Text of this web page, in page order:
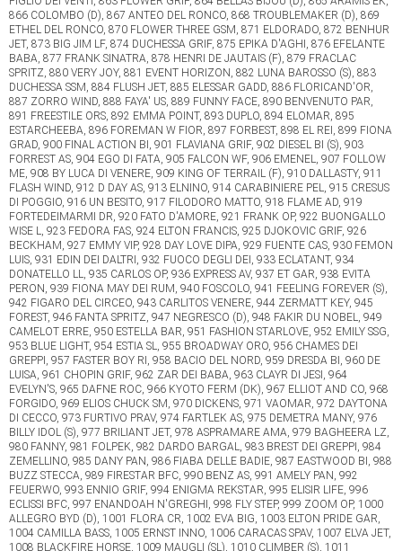
866 COLOMBO (D), 867 ANTEO DEL RONCO, 868 TROUBLEMAKER (D), 869
ETHEL DEL RONCO, 870 FLOWER THREE GSM, 871 ELDORADO, 872 BENHUR
JET, 873 BIG JIM LF, 874 DUCHESSA GRIF, 875 EPIKA D'AGHI, 876 EFELANTE
BABA, 877 FRANK SINATRA, 878 HENRI DE JAUTAIS (F), 879 FRACLAC
SPRITZ, 880 VERY JOY, 881 EVENT HORIZON, 882 LUNA BAROSSO (S), 883
DUCHESSA SSM, 884 FLUSH JET, 885 ELESSAR GADD, 886 FLORICAND'OR,
887 ZORRO WIND, 888 FAYA' US, 889 FUNNY FACE, 890 BENVENUTO PAR,
891 FREESTILE ORS, 892 EMMA POINT, 893 DUPLO, 894 ELOMAR, 895
ESTARCHEEBA, 896 FOREMAN W FIOR, 897 FORBEST, 898 EL REI, 899 FIONA
GRAD, 900 FINAL ACTION BI, 901 FLAVIANA GRIF, 902 DIESEL BI (S), 903
FORREST AS, 904 EGO DI FATA, 905 FALCON WF, 906 EMENEL, 907 FOLLOW
ME, 908 BY LUCA DI VENERE, 909 KING OF TERRAIL (F), 910 DALLASTY, 911
FLASH WIND, 912 D DAY AS, 913 ELNINO, 914 CARABINIERE PEL, 915 CRESUS
DI POGGIO, 916 UN BESITO, 917 FILODORO MATTO, 918 FLAME AD, 919
FORTEDEIMARMI DR, 920 FATO D'AMORE, 921 FRANK OP, 922 BUONGALLO
WISE L, 923 FEDORA FAS, 924 ELTON FRANCIS, 925 DJOKOVIC GRIF, 926
BECKHAM, 927 EMMY VIP, 928 DAY LOVE DIPA, 929 FUENTE CAS, 930 FEMON
LUIS, 931 EDIN DEI DALTRI, 932 FUOCO DEGLI DEI, 933 ECLATANT, 934
DONATELLO LL, 935 CARLOS OP, 936 EXPRESS AV, 937 ET GAR, 938 EVITA
PERON, 939 FIONA MAY DEI RUM, 940 FOSCOLO, 941 FEELING FOREVER (S),
942 FIGARO DEL CIRCEO, 943 CARLITOS VENERE, 944 ZERMATT KEY, 945
FOREST, 946 FANTA SPRITZ, 947 NEGRESCO (D), 948 FAKIR DU NOBEL, 949
CAMELOT ERRE, 950 ESTELLA BAR, 951 FASHION STARLOVE, 952 EMILY SSG,
953 BLUE LIGHT, 954 ESTIA SL, 955 BROADWAY ORO, 956 CHAMES DEI
GREPPI, 957 FASTER BOY RI, 958 BACIO DEL NORD, 959 DRESDA BI, 960 DE
LUISA, 961 CHOPIN GRIF, 962 ZAR DEI BABA, 963 CLAYR DI JESI, 964
EVELYN'S, 965 DAFNE ROC, 966 KYOTO FERM (DK), 967 ELLIOT AND CO, 968
FORGIDO, 969 ELIOS CHUCK SM, 970 DICKENS, 971 VAOMAR, 972 DAYTONA
DI CECCO, 973 FURTIVO PRAV, 974 FARTLEK AS, 975 DEMETRA MANY, 976
BILLY IDOL (S), 977 BRILIANT JET, 978 ASPRAMARE AMA, 979 BAGHEERA LZ,
980 FANNY, 981 FOLPEK, 982 DARDO BARGAL, 983 BREST DEI GREPPI, 984
ZEMELLINO, 985 DANY PAN, 986 FIABA DELLE BADIE, 987 EASTWOOD BI, 988
BUZZ STECCA, 989 FIRESTAR BFC, 990 BENZ AS, 991 AMELY PAN, 992
FEUERWO, 993 ENNIO GRIF, 994 ENIGMA REKSTAR, 995 ELISIR LIFE, 996
ECLISSI BFC, 997 ENANDOAH N'GREGHI, 998 FLY STEP, 999 ZOOM OP, 1000
ALLEGRO BYD (D), 1001 FLORA CR, 1002 EVA BIG, 1003 ELTON PRIDE GAR,
1004 CAMILLA BASS, 1005 ERNST INNO, 1006 CARACAS SPAV, 1007 ELVA JET,
1008 BLACKFIRE HORSE, 1009 MAUGLI (SL), 1010 CLIMBER (S), 1011